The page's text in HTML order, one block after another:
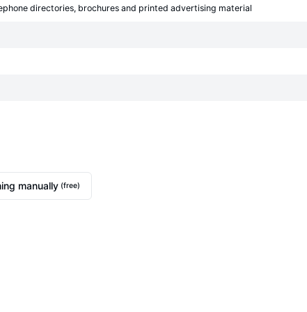
directories, brochures and printed advertising material
manually (free)